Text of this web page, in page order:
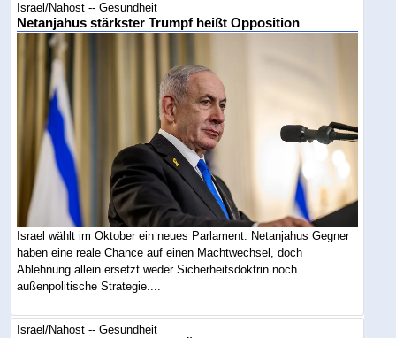
Israel/Nahost -- Gesundheit
Netanjahus stärkster Trumpf heißt Opposition
Israel wählt im Oktober ein neues Parlament. Netanjahus Gegner
haben eine reale Chance auf einen Machtwechsel, doch
Ablehnung allein ersetzt weder Sicherheitsdoktrin noch
außenpolitische Strategie....
Israel/Nahost -- Gesundheit